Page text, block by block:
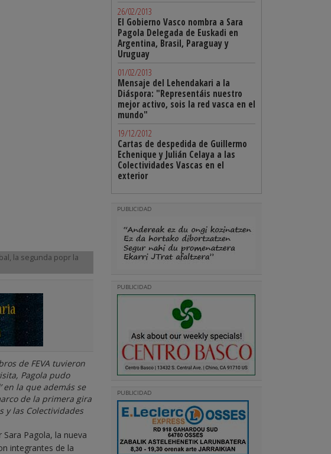
la segunda popr la
de FEVA tuvieron
Pagola pudo
en la que además se
de la primera gira
y las Colectividades
Pagola, la nueva
integrantes de la
26/02/2013
El Gobierno Vasco nombra a Sara
Pagola Delegada de Euskadi en
Argentina, Brasil, Paraguay y
Uruguay
01/02/2013
Mensaje del Lehendakari a la
Diáspora: "Representáis nuestro
mejor activo, sois la red vasca en el
mundo"
19/12/2012
Cartas de despedida de Guillermo
Echenique y Julián Celaya a las
Colectividades Vascas en el
exterior
PUBLICIDAD
PUBLICIDAD
PUBLICIDAD